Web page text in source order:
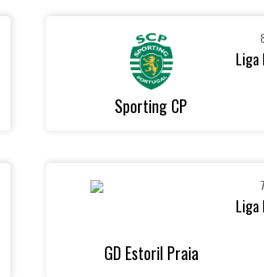
Sporting CP
GD Estoril Praia